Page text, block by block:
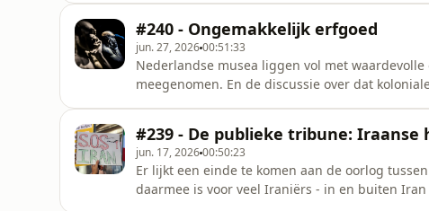
transitie betrekking
#240 - Ongemakkelijk erfgoed
jun. 27, 202600:51:33
Nederlandse musea liggen vol met
meegenomen. En de discussie over dat koloniale erfgoed
het land van herkom
#239 - De publieke tribune: Iraanse
jun. 17, 202600:50:23
Er lijkt een einde te komen aan de oorlog tussen
daarmee is voor veel Iraniërs - in en buiten